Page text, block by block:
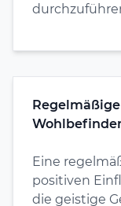
Eine
positiven
die geistige